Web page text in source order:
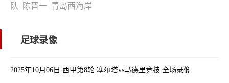
队
陈晋一 青岛西海岸
足球录像
2025年10月06日 西甲第8轮 塞尔塔vs马德里竞技 全场录像